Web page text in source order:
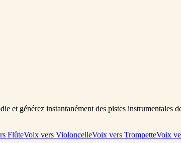
générez instantanément des pistes instrumentales
FlûteVoix vers VioloncelleVoix vers TrompetteVoix